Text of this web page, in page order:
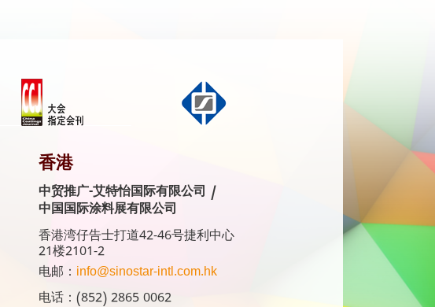
香港
中贸推广-艾特怡国际有限公司 /
中国国际涂料展有限公司
香港湾仔告士打道42-46号捷利中心
21楼2101-2
电邮： info@sinostar-intl.com.hk
电话：(852) 2865 0062